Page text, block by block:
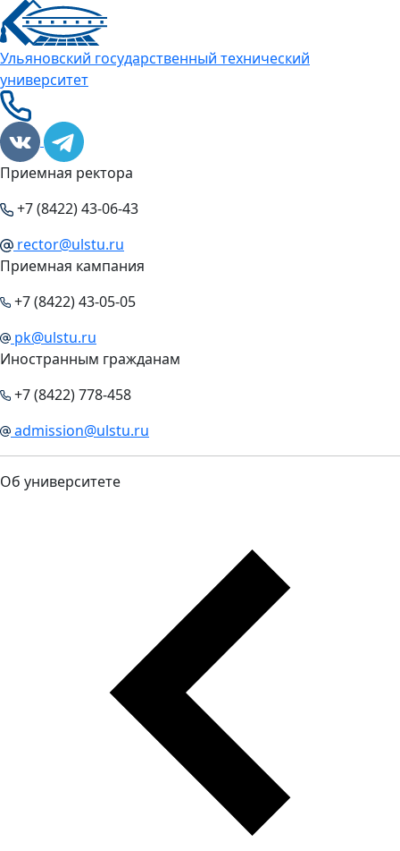
Ульяновский государственный технический
университет
Приемная ректора
+7 (8422) 43-06-43
rector@ulstu.ru
Приемная кампания
+7 (8422) 43-05-05
pk@ulstu.ru
Иностранным гражданам
+7 (8422) 778-458
admission@ulstu.ru
Об университете